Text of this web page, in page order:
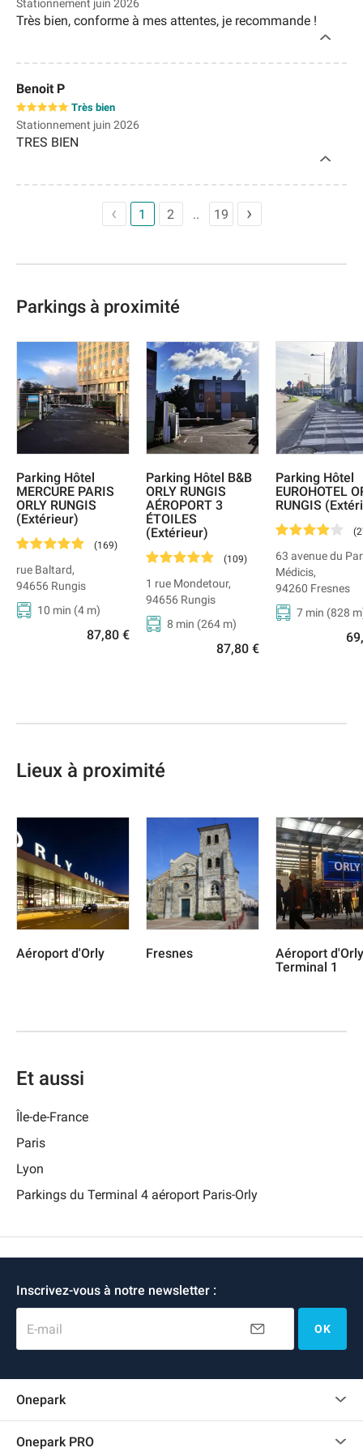
Stationnement juin 2026
Très bien, conforme à mes attentes, je recommande !
Benoit P
Très bien
Stationnement juin 2026
TRES BIEN
1 2 19
Parkings à proximité
Parking Hôtel
MERCURE PARIS
ORLY RUNGIS
(Extérieur)
(169)
rue Baltard,
94656 Rungis
10 min (4 m)
87,80 €
Parking Hôtel B&B
ORLY RUNGIS
AÉROPORT 3
ÉTOILES
(Extérieur)
(109)
1 rue Mondetour,
94656 Rungis
8 min (264 m)
87,80 €
Parking Hôtel
EUROHOTEL
RUNGIS
(
63 avenue du
Médicis,
94260 Fresnes
7 min (828
Lieux à proximité
Aéroport d'Orly Fresnes
Aéroport
Terminal 1
Et aussi
Île-de-France
Paris
Lyon
Parkings du Terminal 4 aéroport Paris-Orly
Inscrivez-vous à notre newsletter :
E-mail OK
Onepark
Onepark PRO